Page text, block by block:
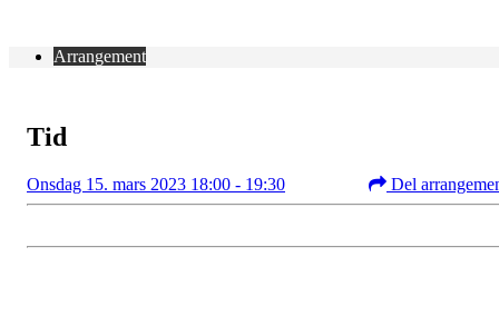
Arrangement
Tid
Onsdag 15. mars 2023 18:00 - 19:30 Del